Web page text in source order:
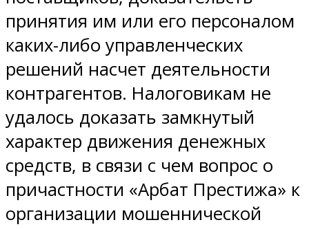
принятия им или его персоналом
каких-либо управленческих
решений насчет деятельности
контрагентов. Налоговикам не
удалось доказать замкнутый
характер движения денежных
средств, в связи с чем вопрос о
причастности «Арбат Престижа» к
организации мошеннической